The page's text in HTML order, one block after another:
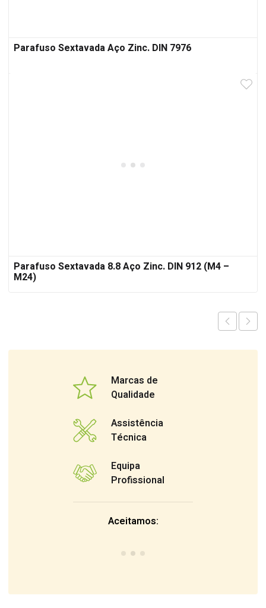
Parafuso Sextavada Aço Zinc. DIN 7976
Parafuso Sextavada 8.8 Aço Zinc. DIN 912 (M4 –
M24)
Marcas de
Qualidade
Assistência
Técnica
Equipa
Profissional
Aceitamos: